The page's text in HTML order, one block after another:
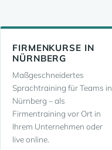
FIRMENKURSE IN
NÜRNBERG
Maßgeschneidertes
Sprachtraining für Teams in
Nürnberg – als
Firmentraining vor Ort in
Ihrem Unternehmen oder
live online.